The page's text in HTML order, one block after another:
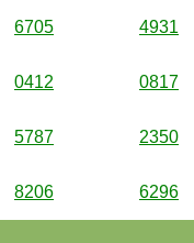
6705 4931
0412 0817
5787 2350
8206 6296